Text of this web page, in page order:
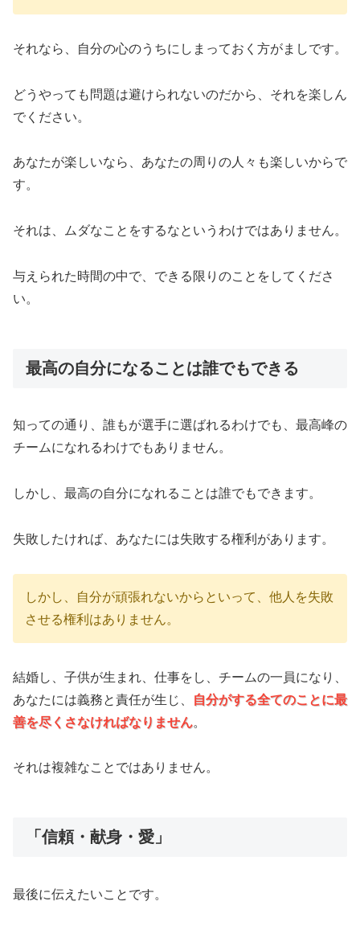
それなら、自分の心のうちにしまっておく方がましです。
どうやっても問題は避けられないのだから、それを楽しん
でください。
あなたが楽しいなら、あなたの周りの人々も楽しいからで
す。
それは、ムダなことをするなというわけではありません。
与えられた時間の中で、できる限りのことをしてくださ
い。
最高の自分になることは誰でもできる
知っての通り、誰もが選手に選ばれるわけでも、最高峰の
チームになれるわけでもありません。
しかし、最高の自分になれることは誰でもできます。
失敗したければ、あなたには失敗する権利があります。
しかし、自分が頑張れないからといって、他人を失敗
させる権利はありません。
結婚し、子供が生まれ、仕事をし、チームの一員になり、
あなたには義務と責任が生じ、
自分がする全てのことに最
善を尽くさなければなりません。
それは複雑なことではありません。
「信頼・献身・愛」
最後に伝えたいことです。